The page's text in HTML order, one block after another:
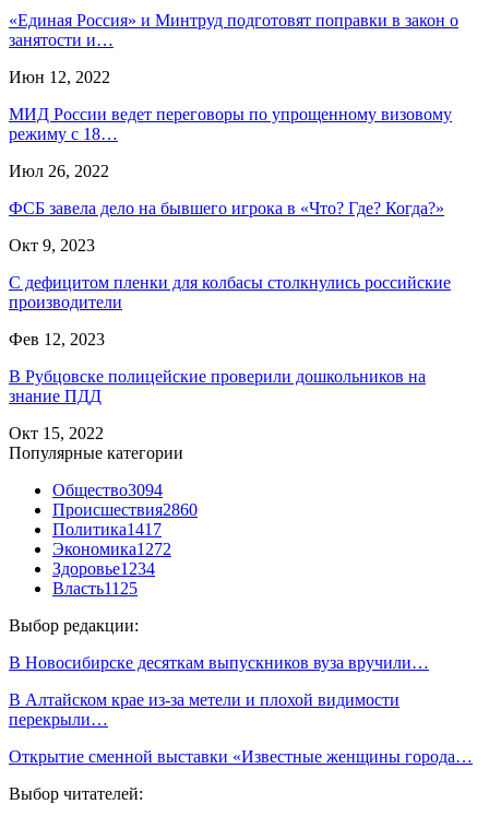
«Единая Россия» и Минтруд подготовят поправки в закон о
занятости и…
Июн 12, 2022
МИД России ведет переговоры по упрощенному визовому
режиму с 18…
Июл 26, 2022
ФСБ завела дело на бывшего игрока в «Что? Где? Когда?»
Окт 9, 2023
С дефицитом пленки для колбасы столкнулись российские
производители
Фев 12, 2023
В Рубцовске полицейские проверили дошкольников на
знание ПДД
Окт 15, 2022
Популярные категории
Общество3094
Происшествия2860
Политика1417
Экономика1272
Здоровье1234
Власть1125
Выбор редакции:
В Новосибирске десяткам выпускников вуза вручили…
В Алтайском крае из-за метели и плохой видимости
перекрыли…
Открытие сменной выставки «Известные женщины города…
Выбор читателей: